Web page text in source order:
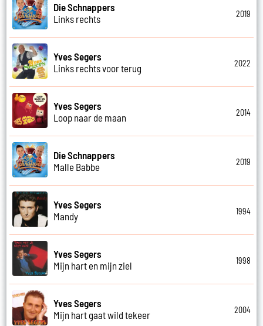
Die Schnappers
Links rechts
2019
Yves Segers
Links rechts voor terug
2022
Yves Segers
Loop naar de maan
2014
Die Schnappers
Malle Babbe
2019
Yves Segers
Mandy
1994
Yves Segers
Mijn hart en mijn ziel
1998
Yves Segers
Mijn hart gaat wild tekeer
2004